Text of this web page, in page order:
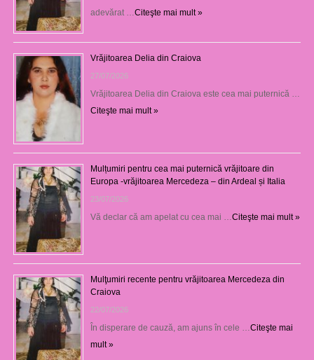
adevărat … Citeşte mai mult »
Vrăjitoarea Delia din Craiova
27/07/2026
Vrăjitoarea Delia din Craiova este cea mai puternică …
Citeşte mai mult »
Mulțumiri pentru cea mai puternică vrăjitoare din
Europa -vrăjitoarea Mercedeza – din Ardeal și Italia
23/07/2026
Vă declar că am apelat cu cea mai … Citeşte mai mult »
Mulţumiri recente pentru vrăjitoarea Mercedeza din
Craiova
22/07/2026
În disperare de cauză, am ajuns în cele … Citeşte mai
mult »